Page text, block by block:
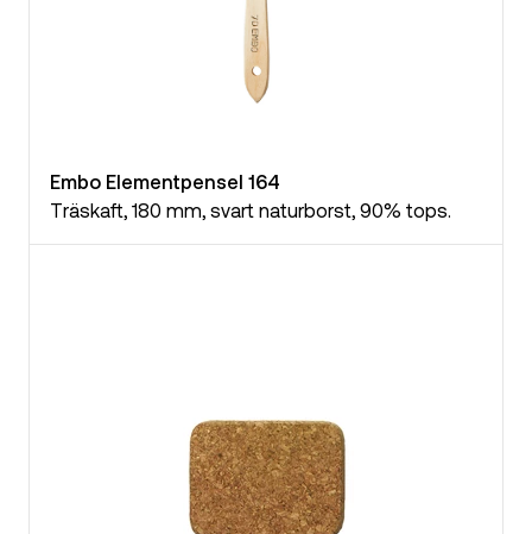
Embo Elementpensel 164
Träskaft, 180 mm, svart naturborst, 90% tops.